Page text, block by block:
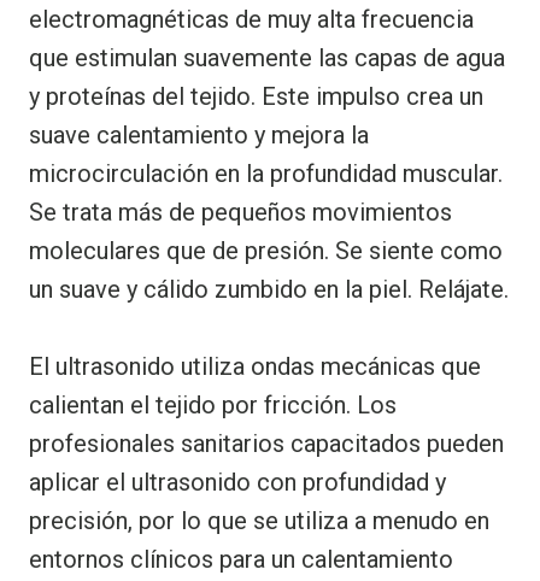
electromagnéticas de muy alta frecuencia
que estimulan suavemente las capas de agua
y proteínas del tejido. Este impulso crea un
suave calentamiento y mejora la
microcirculación en la profundidad muscular.
Se trata más de pequeños movimientos
moleculares que de presión. Se siente como
un suave y cálido zumbido en la piel. Relájate.
El ultrasonido utiliza ondas mecánicas que
calientan el tejido por fricción. Los
profesionales sanitarios capacitados pueden
aplicar el ultrasonido con profundidad y
precisión, por lo que se utiliza a menudo en
entornos clínicos para un calentamiento